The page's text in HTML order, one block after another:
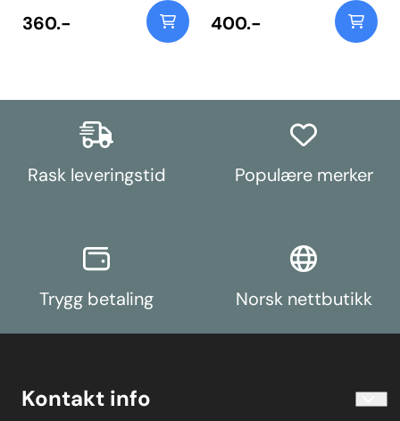
360.- 400.-
Rask leveringstid Populære merker
Trygg betaling Norsk nettbutikk
Kontakt info